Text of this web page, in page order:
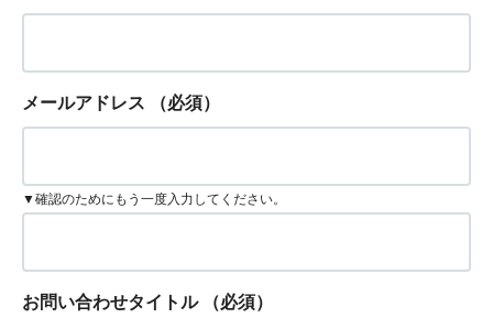
メールアドレス （必須）
▼確認のためにもう一度入力してください。
お問い合わせタイトル （必須）